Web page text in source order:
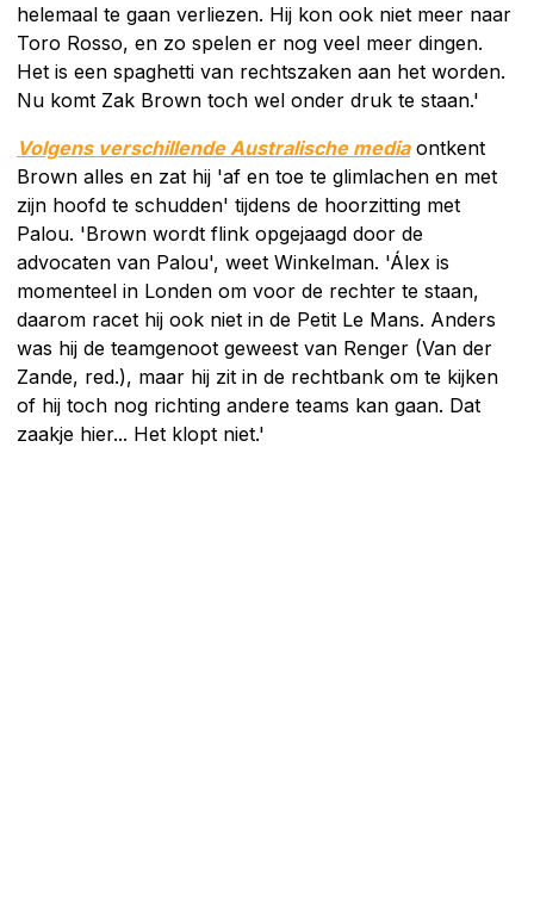
helemaal te gaan verliezen. Hij kon ook niet meer naar
Toro Rosso, en zo spelen er nog veel meer dingen.
Het is een spaghetti van rechtszaken aan het worden.
Nu komt Zak Brown toch wel onder druk te staan.'
Volgens verschillende Australische mediaontkent
Brown alles en zat hij 'af en toe te glimlachen en met
zijn hoofd te schudden' tijdens de hoorzitting met
Palou. 'Brown wordt flink opgejaagd door de
advocaten van Palou', weet Winkelman. 'Álex is
momenteel in Londen om voor de rechter te staan,
daarom racet hij ook niet in de Petit Le Mans. Anders
was hij de teamgenoot geweest van Renger (Van der
Zande, red.), maar hij zit in de rechtbank om te kijken
of hij toch nog richting andere teams kan gaan. Dat
zaakje hier... Het klopt niet.'